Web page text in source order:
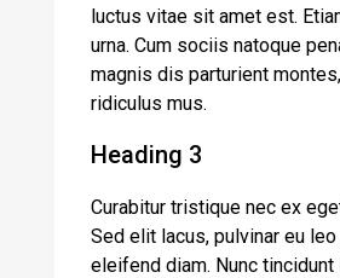
luctus vitae sit amet est.
urna. Cum sociis natoque
magnis dis parturient
ridiculus mus.
Heading 3
Curabitur tristique nec ex
Sed elit lacus, pulvinar eu
eleifend diam. Nunc